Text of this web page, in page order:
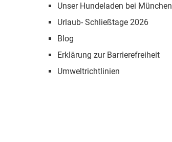
Unser Hundeladen bei München
Urlaub- Schließtage 2026
Blog
Erklärung zur Barrierefreiheit
Umweltrichtlinien